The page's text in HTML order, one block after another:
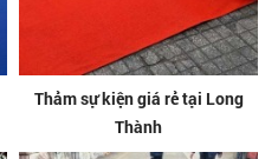
Thảm sự kiện giá rẻ tại Long
Thành